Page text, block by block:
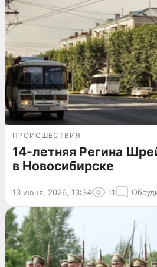
ПРОИСШЕСТВИЯ
14-летняя Регина
в Новосибирске
13 июня, 2026, 13:34 11